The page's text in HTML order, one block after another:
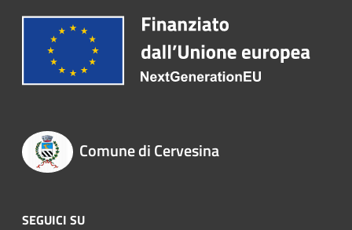
Comune di Cervesina
SEGUICI SU